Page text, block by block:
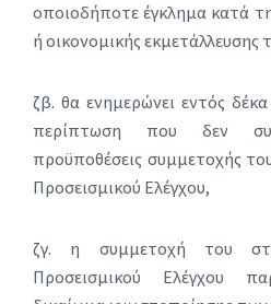
οποιοδήποτε έγκλημα κατά
ή οικονομικής εκμετάλλευσης
ζβ. θα ενημερώνει εντός
περίπτωση που δεν
προϋποθέσεις συμμετοχής
Προσεισμικού Ελέγχου,
ζγ. η συμμετοχή του
Προσεισμικού Ελέγχου